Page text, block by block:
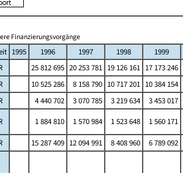
Finanzierungsvorgänge
1995 1996 1997 1998 1999
25 812 695 20 253 781 19 126 161 17 173 246
10 525 286 8 158 790 10 717 201 10 384 154
4 440 702 3 070 785 3 219 634 3 453 017
1 884 810 1 570 984 1 523 648 1 560 171
15 287 409 12 094 991 8 408 960 6 789 092